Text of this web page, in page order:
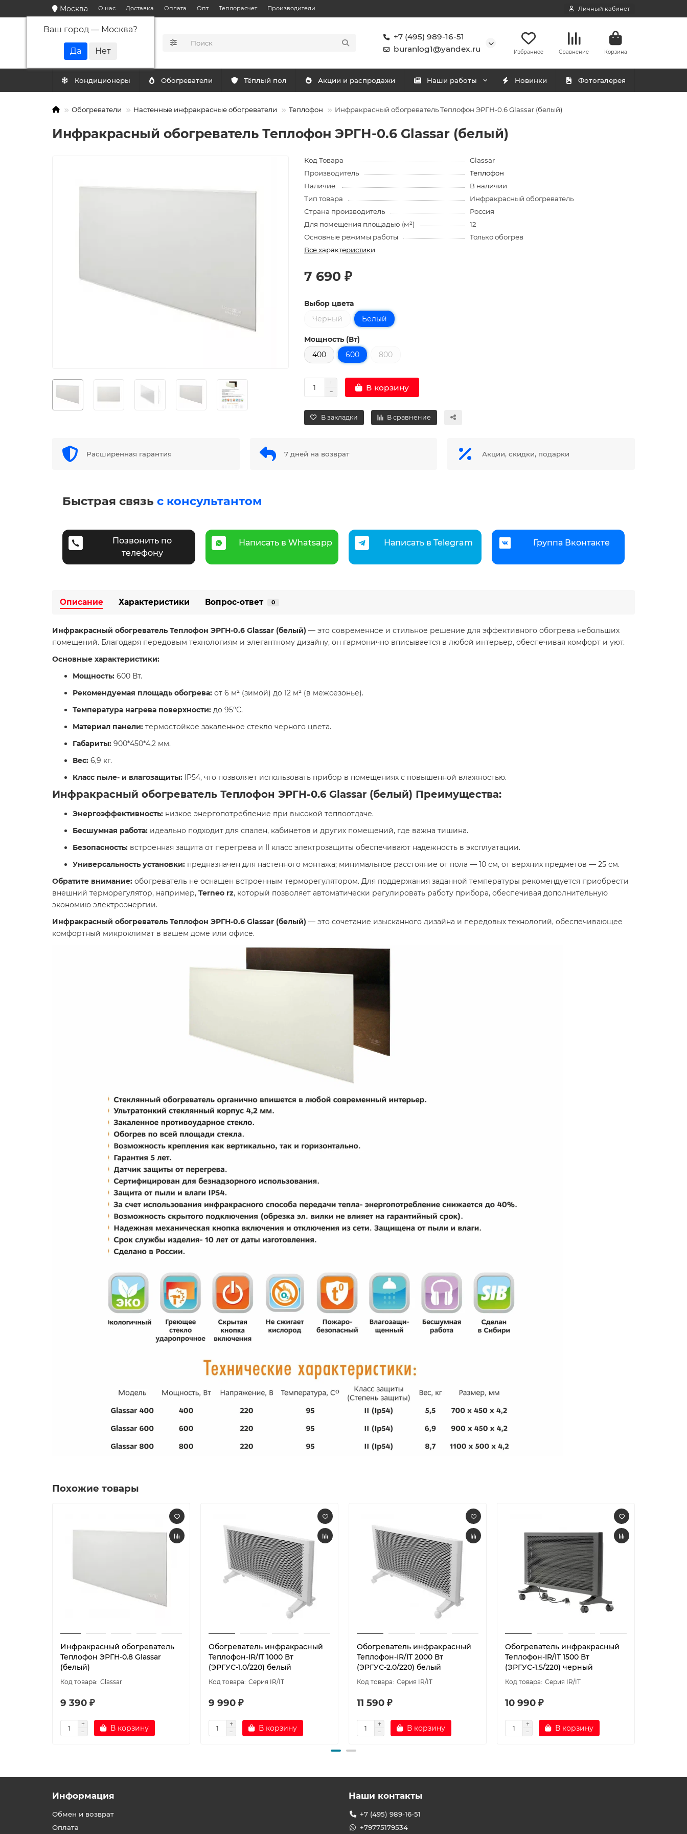
Москва
Ваш город — Москва?
О нас Доставка Оплата Опт Теплорасчет Производители Личный кабинет
+7 (495) 989-16-51
buranlog1@yandex.ru
Избранное Сравнение Корзина
Кондиционеры Обогреватели Тёплый пол Акции и распродажи Наши работы Новинки Фотогалерея
Обогреватели Настенные инфракрасные обогреватели Теплофон Инфракрасный обогреватель Теплофон ЭРГН-0.6 Glassar (белый)
Инфракрасный обогреватель Теплофон ЭРГН-0.6 Glassar (белый)
Код Товара
Glassar
Производитель
Теплофон
Наличие:
В наличии
Тип товара
Инфракрасный обогреватель
Страна производитель
Россия
Для помещения площадью (м²)
12
Основные режимы работы
Только обогрев
Все характеристики
7 690 ₽
Выбор цвета
Чёрный
Белый
Мощность (Вт)
400
600 800
В корзину
В закладки В сравнение
Расширенная гарантия 7 дней на возврат Акции, скидки, подарки
Быстрая связь с консультантом
Позвонить по
телефону
Написать в Whatsapp Написать в Telegram Группа Вконтакте
Описание Характеристики Вопрос-ответ 0
Инфракрасный обогреватель Теплофон ЭРГН-0.6 Glassar (белый) — это современное и стильное решение для эффективного обогрева небольших
помещений. Благодаря передовым технологиям и элегантному дизайну, он гармонично вписывается в любой интерьер, обеспечивая комфорт и уют.​
Основные характеристики:
Мощность: 600 Вт.
Рекомендуемая площадь обогрева: от 6 м² (зимой) до 12 м² (в межсезонье).
Температура нагрева поверхности: до 95°C.​
Материал панели: термостойкое закаленное стекло черного цвета.
Габариты: 900*450*4,2 мм.
Вес: 6,9 кг.​
Класс пыле- и влагозащиты: IP54, что позволяет использовать прибор в помещениях с повышенной влажностью.​
Инфракрасный обогреватель Теплофон ЭРГН-0.6 Glassar (белый) Преимущества:
Энергоэффективность: низкое энергопотребление при высокой теплоотдаче.​
Бесшумная работа: идеально подходит для спален, кабинетов и других помещений, где важна тишина.​
Безопасность: встроенная защита от перегрева и II класс электрозащиты обеспечивают надежность в эксплуатации.​
Универсальность установки: предназначен для настенного монтажа; минимальное расстояние от пола — 10 см, от верхних предметов — 25 см.​
Обратите внимание: обогреватель не оснащен встроенным терморегулятором. Для поддержания заданной температуры рекомендуется приобрести
внешний терморегулятор, например, Terneo rz, который позволяет автоматически регулировать работу прибора, обеспечивая дополнительную
экономию электроэнергии.​
Инфракрасный обогреватель Теплофон ЭРГН-0.6 Glassar (белый) — это сочетание изысканного дизайна и передовых технологий, обеспечивающее
комфортный микроклимат в вашем доме или офисе.
Похожие товары
Инфракрасный обогреватель
Теплофон ЭРГН-0.8 Glassar
(белый)
Glassar
9 390 ₽
В корзину
Обогреватель инфракрасный
Теплофон-IR/IT 1000 Вт
(ЭРГУС-1.0/220) белый
Серия IR/IT
9 990 ₽
В корзину
Обогреватель инфракрасный
Теплофон-IR/IT 2000 Вт
(ЭРГУС-2.0/220) белый
Серия IR/IT
11 590 ₽
В корзину
Обогреватель инфракрасный
Теплофон-IR/IT 1500 Вт
(ЭРГУС-1.5/220) черный
Серия IR/IT
10 990 ₽
В корзину
Информация
Обмен и возврат
Оплата
Наши контакты
+7 (495) 989-16-51
+79775179534